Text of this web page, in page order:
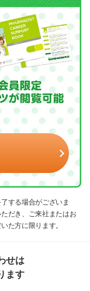
する場合がございま
だき、ご来社またはお
た方に限ります。
せは
ます